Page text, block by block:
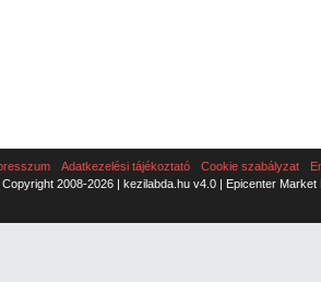
Adatkezelési tájékoztató Cookie szabályzat
2008-2026 | kezilabda.hu v4.0 | Epicenter Market